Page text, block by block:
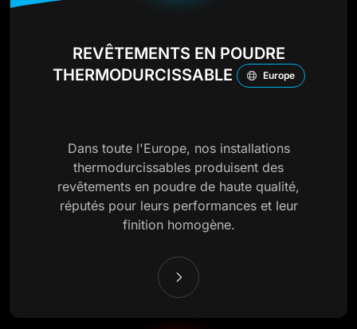
REVÊTEMENTS EN POUDRE
THERMODURCISSABLE
Europe
Dans toute l'Europe, nos installations
thermodurcissables produisent des
revêtements en poudre de haute qualité,
réputés pour leurs performances et leur
finition homogène.